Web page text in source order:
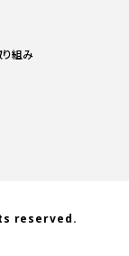
組み
reserved.